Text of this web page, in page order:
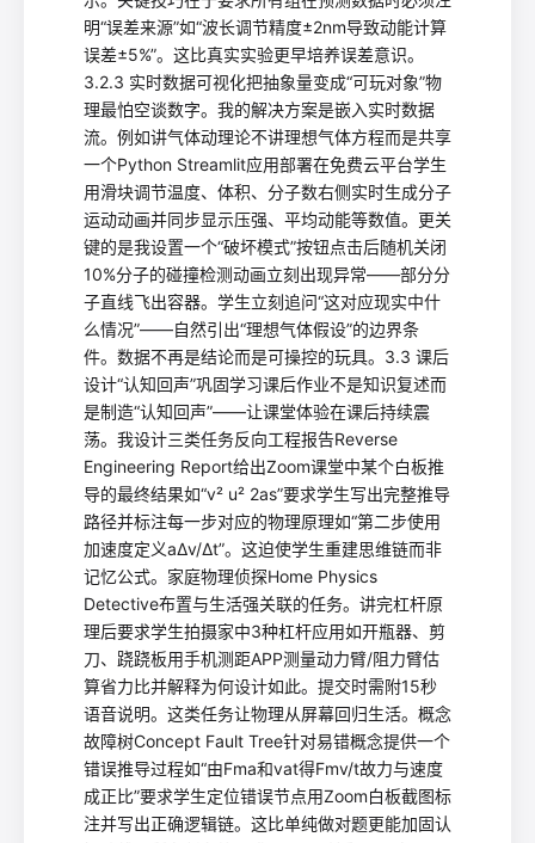
明“误差来源”如“波长调节精度±2nm导致动能计算
误差±5%”。这比真实实验更早培养误差意识。
3.2.3 实时数据可视化把抽象量变成“可玩对象”物
理最怕空谈数字。我的解决方案是嵌入实时数据
流。例如讲气体动理论不讲理想气体方程而是共享
一个Python Streamlit应用部署在免费云平台学生
用滑块调节温度、体积、分子数右侧实时生成分子
运动动画并同步显示压强、平均动能等数值。更关
键的是我设置一个“破坏模式”按钮点击后随机关闭
10%分子的碰撞检测动画立刻出现异常——部分分
子直线飞出容器。学生立刻追问“这对应现实中什
么情况”——自然引出“理想气体假设”的边界条
件。数据不再是结论而是可操控的玩具。3.3 课后
设计“认知回声”巩固学习课后作业不是知识复述而
是制造“认知回声”——让课堂体验在课后持续震
荡。我设计三类任务反向工程报告Reverse
Engineering Report给出Zoom课堂中某个白板推
导的最终结果如“v² u² 2as”要求学生写出完整推导
路径并标注每一步对应的物理原理如“第二步使用
加速度定义aΔv/Δt”。这迫使学生重建思维链而非
记忆公式。家庭物理侦探Home Physics
Detective布置与生活强关联的任务。讲完杠杆原
理后要求学生拍摄家中3种杠杆应用如开瓶器、剪
刀、跷跷板用手机测距APP测量动力臂/阻力臂估
算省力比并解释为何设计如此。提交时需附15秒
语音说明。这类任务让物理从屏幕回归生活。概念
故障树Concept Fault Tree针对易错概念提供一个
错误推导过程如“由Fma和vat得Fmv/t故力与速度
成正比”要求学生定位错误节点用Zoom白板截图标
注并写出正确逻辑链。这比单纯做对题更能加固认